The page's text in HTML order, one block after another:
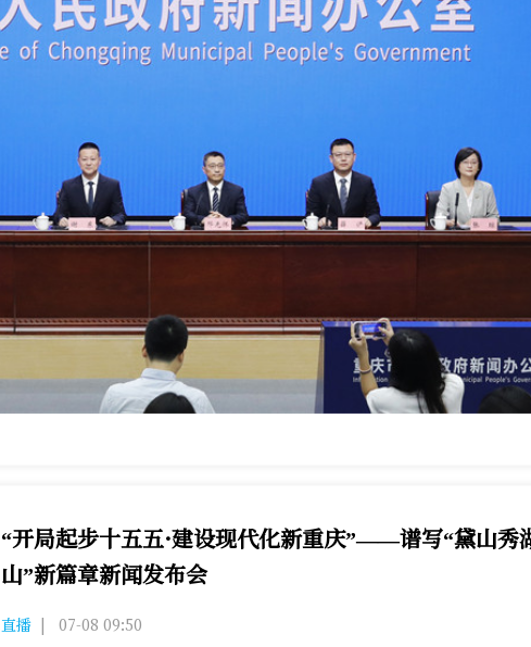
“开局起步十五五·建设现代化新重庆”——谱写“黛山秀
山”新篇章新闻发布会
发布会现场，璧山区相关负责人将介绍璧山区“十五五”规划、谱写“
直播 | 07-08 09:50